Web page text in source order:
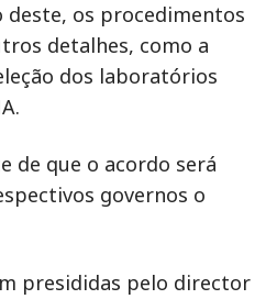
os procedimentos
detalhes, como a
dos laboratórios
de que o acordo será
governos o
presididas pelo director